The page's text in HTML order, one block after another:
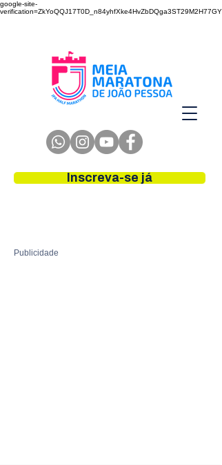
google-site-
verification=ZkYoQQJ17T0D_n84yhfXke4HvZbDQga3ST29M2H77GY
Inscreva-se já
Publicidade